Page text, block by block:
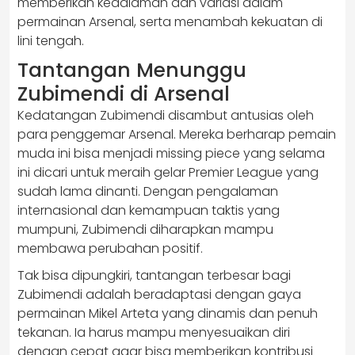
permainan Arsenal, serta menambah kekuatan di
lini tengah.
Tantangan Menunggu
Zubimendi di Arsenal
Kedatangan Zubimendi disambut antusias oleh
para penggemar Arsenal. Mereka berharap pemain
muda ini bisa menjadi missing piece yang selama
ini dicari untuk meraih gelar Premier League yang
sudah lama dinanti. Dengan pengalaman
internasional dan kemampuan taktis yang
mumpuni, Zubimendi diharapkan mampu
membawa perubahan positif.
Tak bisa dipungkiri, tantangan terbesar bagi
Zubimendi adalah beradaptasi dengan gaya
permainan Mikel Arteta yang dinamis dan penuh
tekanan. Ia harus mampu menyesuaikan diri